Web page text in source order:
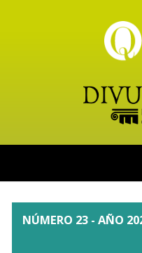
NÚMERO 23 - AÑO